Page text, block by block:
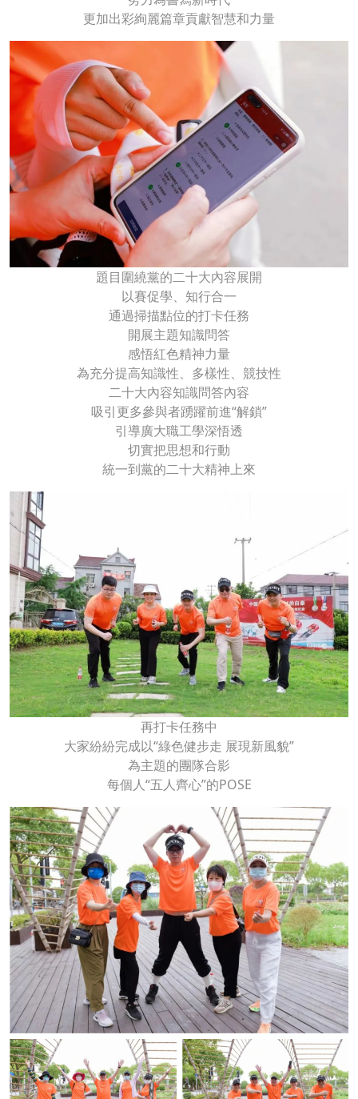
更加出彩絢麗篇章貢獻智慧和力量
題目圍繞黨的二十大內容展開
以賽促學、知行合一
通過掃描點位的打卡任務
開展主題知識問答
感悟紅色精神力量
為充分提高知識性、多樣性、競技性
二十大內容知識問答內容
吸引更多參與者踴躍前進“解鎖”
引導廣大職工學深悟透
切實把思想和行動
統一到黨的二十大精神上來
再打卡任務中
大家紛紛完成以“綠色健步走 展現新風貌”
為主題的團隊合影
每個人“五人齊心”的POSE